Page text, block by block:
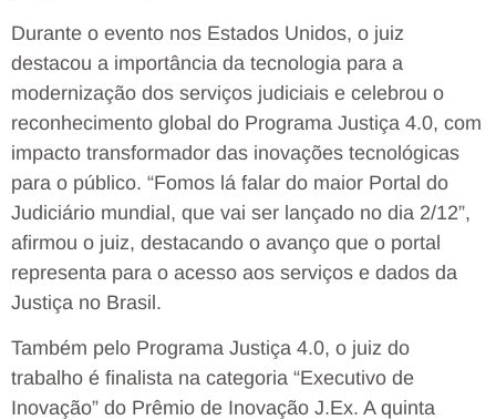
Durante o evento nos Estados Unidos, o juiz
destacou a importância da tecnologia para a
modernização dos serviços judiciais e celebrou o
reconhecimento global do Programa Justiça 4.0, com
impacto transformador das inovações tecnológicas
para o público. “Fomos lá falar do maior Portal do
Judiciário mundial, que vai ser lançado no dia 2/12”,
afirmou o juiz, destacando o avanço que o portal
representa para o acesso aos serviços e dados da
Justiça no Brasil.
Também pelo Programa Justiça 4.0, o juiz do
trabalho é finalista na categoria “Executivo de
Inovação” do Prêmio de Inovação J.Ex. A quinta